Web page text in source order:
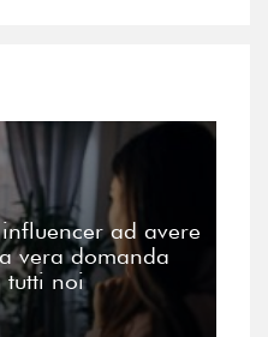
ad avere
vera domanda
tutti noi